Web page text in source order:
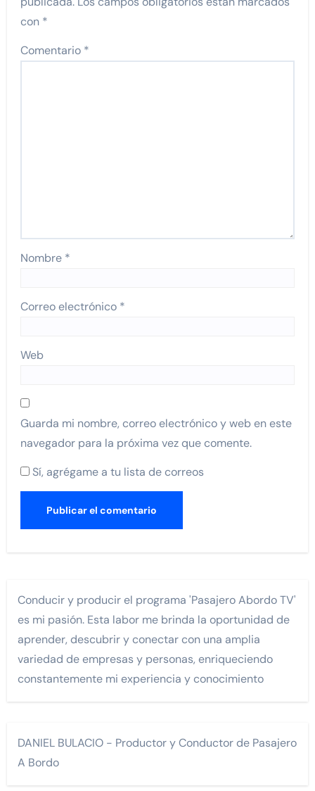
con *
Comentario *
Nombre *
Correo electrónico *
Web
Guarda mi nombre, correo electrónico y web en este
navegador para la próxima vez que comente.
Sí, agrégame a tu lista de correos
Conducir y producir el programa 'Pasajero Abordo TV'
es mi pasión. Esta labor me brinda la oportunidad de
aprender, descubrir y conectar con una amplia
variedad de empresas y personas, enriqueciendo
constantemente mi experiencia y conocimiento
DANIEL BULACIO - Productor y Conductor de Pasajero
A Bordo